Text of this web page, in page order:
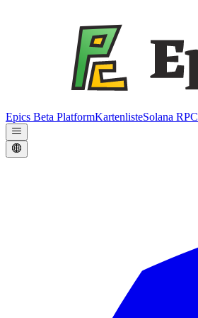
Epics Beta PlatformKartenlisteSolana RPC